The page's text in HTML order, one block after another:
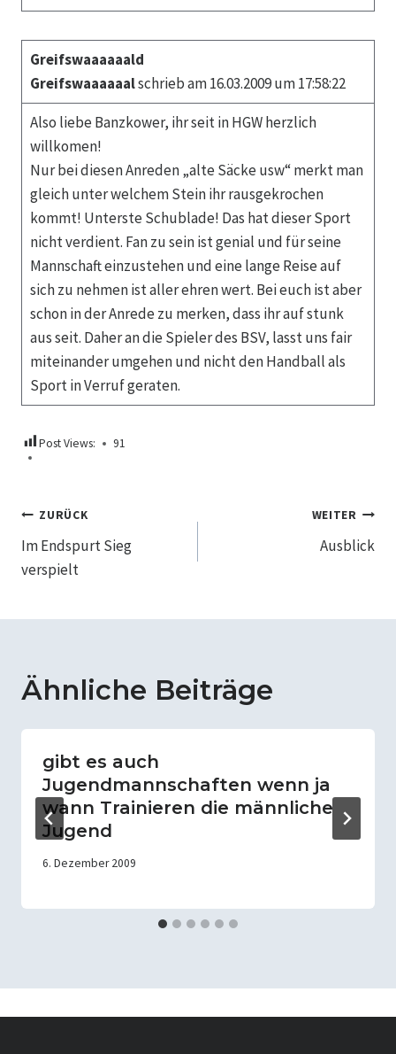
Greifswaaaaaald
Greifswaaaaaalschrieb am 16.03.2009 um 17:58:22
Also liebe Banzkower, ihr seit in HGW herzlich
willkomen!
Nur bei diesen Anreden „alte Säcke usw“ merkt man
gleich unter welchem Stein ihr rausgekrochen
kommt! Unterste Schublade! Das hat dieser Sport
nicht verdient. Fan zu sein ist genial und für seine
Mannschaft einzustehen und eine lange Reise auf
sich zu nehmen ist aller ehren wert. Bei euch ist aber
schon in der Anrede zu merken, dass ihr auf stunk
aus seit. Daher an die Spieler des BSV, lasst uns fair
miteinander umgehen und nicht den Handball als
Sport in Verruf geraten.
Post Views: 91
Beitragsnavigation
ZURÜCK
Im Endspurt Sieg
verspielt
WEITER
Ausblick
Ähnliche Beiträge
gibt es auch
Jugendmannschaften wenn ja
wann Trainieren die männliche
Jugend
6. Dezember 2009